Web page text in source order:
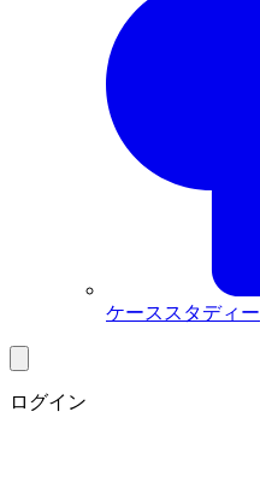
ケーススタディー
ログイン